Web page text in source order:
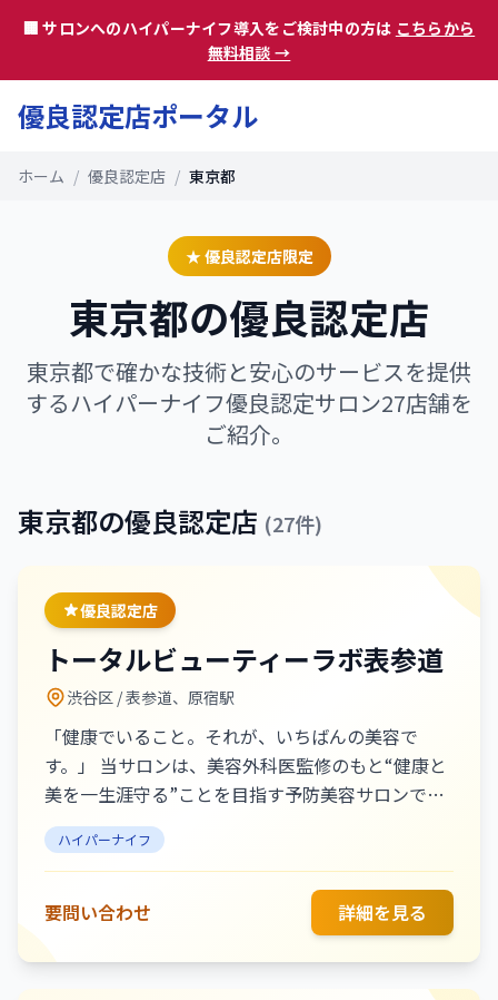
🏢 サロンへのハイパーナイフ導入をご検討中の方は こちらから
無料相談 →
優良認定店ポータル
ホーム / 優良認定店 / 東京都
★ 優良認定店限定
東京都の優良認定店
東京都で確かな技術と安心のサービスを提供
するハイパーナイフ優良認定サロン27店舗を
ご紹介。
東京都の優良認定店 (27件)
優良認定店
トータルビューティーラボ表参道
渋谷区 / 表参道、原宿駅
「健康でいること。それが、いちばんの美容で
す。」 当サロンは、美容外科医監修のもと“健康と
美を一生涯守る”ことを目指す予防美容サロンで
す。単なる癒しではなく、身体状態を丁寧に見極め
た専門的なケアが受けられる点が、多くのお客様に
選ばれる理由です。 優れた手技に加え、8台の美
容・健康機器を組み合わせ、一人ひとりの体質や目
的に合わせた施術を提供。短期的な変化だけでな
く、続けるほどに整いやすい身体づくりをサポート
ハイパーナイフ
要問い合わせ 詳細を見る